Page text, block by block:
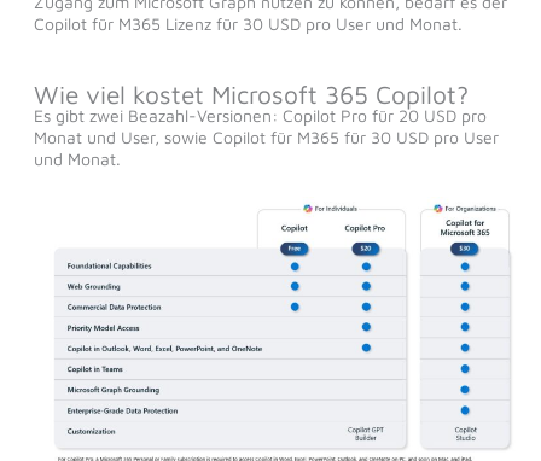
Copilot für M365 Lizenz für 30 USD pro User und Monat.
Wie viel kostet Microsoft 365 Copilot?
Es gibt zwei Beazahl-Versionen: Copilot Pro für 20 USD pro
Monat und User, sowie Copilot für M365 für 30 USD pro User
und Monat.